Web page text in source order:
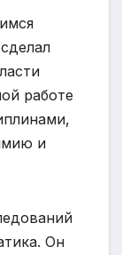
работе
и
Он